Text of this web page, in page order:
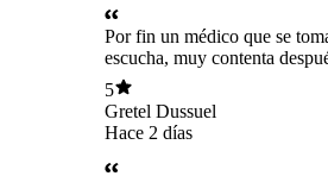
Por fin un médico que se
escucha, muy contenta
frustración
5
Gretel Dussuel
Hace 2 días